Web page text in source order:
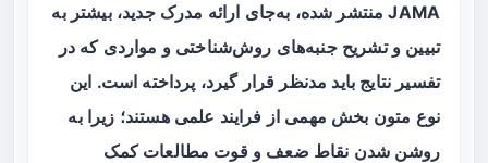
JAMA منتشر شده، به‌جای ارائه مدرک جدید، بیشتر به
تبیین و تشریح جنبه‌های روش‌شناختی و مواردی که در
تفسیر نتایج باید مدنظر قرار گیرد، پرداخته است. این
نوع متون بخش مهمی از فرایند علمی هستند؛ زیرا به
روشن شدن نقاط ضعف و قوت مطالعات کمک